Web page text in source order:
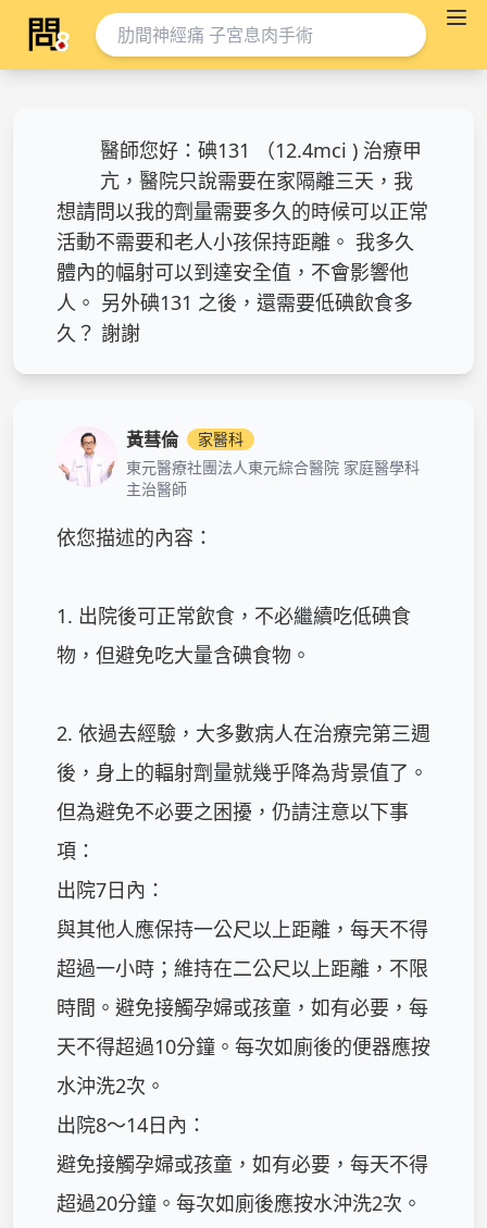
醫師您好：碘131 （12.4mci ) 治療甲
亢，醫院只說需要在家隔離三天，我
想請問以我的劑量需要多久的時候可以正常
活動不需要和老人小孩保持距離。 我多久
體內的幅射可以到達安全值，不會影響他
人。 另外碘131 之後，還需要低碘飲食多
久？ 謝謝
黃彗倫
家醫科
東元醫療社團法人東元綜合醫院 家庭醫學科
主治醫師
依您描述的內容：
1. 出院後可正常飲食，不必繼續吃低碘食
物，但避免吃大量含碘食物。
2. 依過去經驗，大多數病人在治療完第三週
後，身上的輻射劑量就幾乎降為背景值了。
但為避免不必要之困擾，仍請注意以下事
項：
出院7日內：
與其他人應保持一公尺以上距離，每天不得
超過一小時；維持在二公尺以上距離，不限
時間。避免接觸孕婦或孩童，如有必要，每
天不得超過10分鐘。每次如廁後的便器應按
水沖洗2次。
出院8～14日內：
避免接觸孕婦或孩童，如有必要，每天不得
超過20分鐘。每次如廁後應按水沖洗2次。